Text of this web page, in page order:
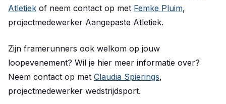
Atletiek of neem contact op met Femke Pluim,
projectmedewerker Aangepaste Atletiek.
Zijn framerunners ook welkom op jouw
loopevenement? Wil je hier meer informatie over?
Neem contact op met Claudia Spierings,
projectmedewerker wedstrijdsport.